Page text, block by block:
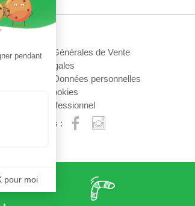
Conditions Générales de Vente
Mentions légales
Cookies et Données personnelles
Gérer les cookies
Contact Professionnel
Suivez-nous :